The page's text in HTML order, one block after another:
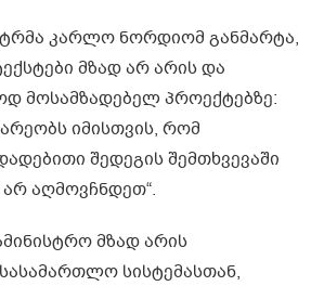
კარლო ნორდიომ განმარტა,
მზად არ არის და
მოსამზადებელ პროექტებზე:
იმისთვის, რომ
შედეგის შემთხვევაში
აღმოვჩნდეთ“.
მზად არის
სისტემასთან,